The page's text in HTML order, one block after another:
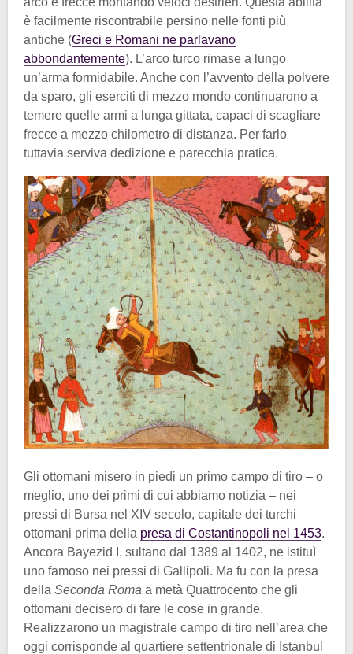
è facilmente riscontrabile persino nelle fonti più
antiche (Greci e Romani ne parlavano
abbondantemente). L’arco turco rimase a lungo
un’arma formidabile. Anche con l’avvento della polvere
da sparo, gli eserciti di mezzo mondo continuarono a
temere quelle armi a lunga gittata, capaci di scagliare
frecce a mezzo chilometro di distanza. Per farlo
tuttavia serviva dedizione e parecchia pratica.
Gli ottomani misero in piedi un primo campo di tiro – o
meglio, uno dei primi di cui abbiamo notizia – nei
pressi di Bursa nel XIV secolo, capitale dei turchi
ottomani prima della presa di Costantinopoli nel 1453.
Ancora Bayezid I, sultano dal 1389 al 1402, ne istituì
uno famoso nei pressi di Gallipoli. Ma fu con la presa
della Seconda Roma a metà Quattrocento che gli
ottomani decisero di fare le cose in grande.
Realizzarono un magistrale campo di tiro nell’area che
oggi corrisponde al quartiere settentrionale di Istanbul